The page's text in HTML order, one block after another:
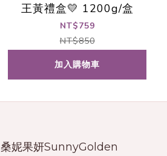
王黃禮盒💛 1200g/盒
NT$759
NT$850
加入購物車
桑妮果妍SunnyGolden